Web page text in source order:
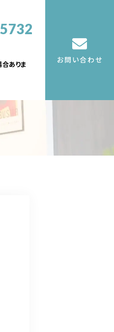
ありま
お問い合わせ